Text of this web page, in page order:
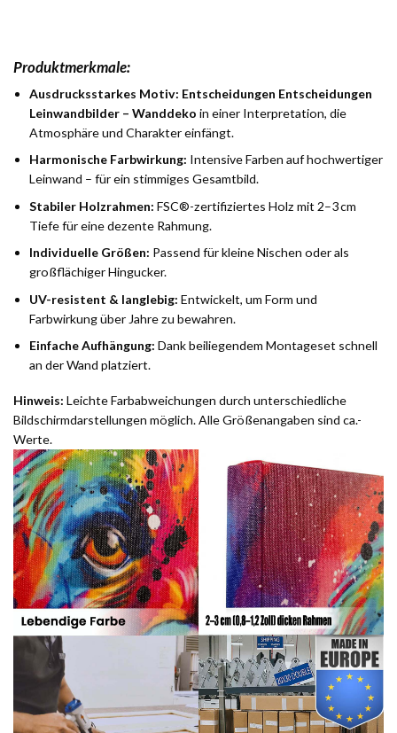
Produktmerkmale:
Ausdrucksstarkes Motiv: Entscheidungen Entscheidungen
Leinwandbilder – Wanddeko in einer Interpretation, die
Atmosphäre und Charakter einfängt.
Harmonische Farbwirkung: Intensive Farben auf hochwertiger
Leinwand – für ein stimmiges Gesamtbild.
Stabiler Holzrahmen: FSC®-zertifiziertes Holz mit 2–3 cm
Tiefe für eine dezente Rahmung.
Individuelle Größen: Passend für kleine Nischen oder als
großflächiger Hingucker.
UV-resistent & langlebig: Entwickelt, um Form und
Farbwirkung über Jahre zu bewahren.
Einfache Aufhängung: Dank beiliegendem Montageset schnell
an der Wand platziert.
Hinweis: Leichte Farbabweichungen durch unterschiedliche
Bildschirmdarstellungen möglich. Alle Größenangaben sind ca.-
Werte.